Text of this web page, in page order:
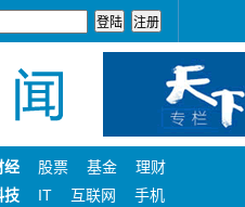
经 股票 基金
理财
技
IT 互联网 手机